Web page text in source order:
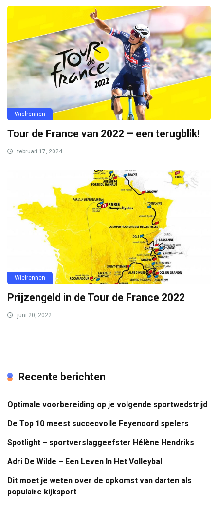
Wielrennen
Tour de France van 2022 – een terugblik!
februari 17, 2024
Wielrennen
Prijzengeld in de Tour de France 2022
juni 20, 2022
Recente berichten
Optimale voorbereiding op je volgende sportwedstrijd
De Top 10 meest succecvolle Feyenoord spelers
Spotlight – sportverslaggeefster Hélène Hendriks
Adri De Wilde – Een Leven In Het Volleybal
Dit moet je weten over de opkomst van darten als
populaire kijksport